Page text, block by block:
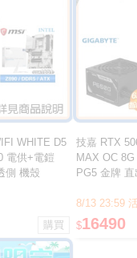
WHITE D5
電供+電鎧
側 機殼
技嘉 RTX
MAX OC
PG5 金牌
8/13 23:59
$16490